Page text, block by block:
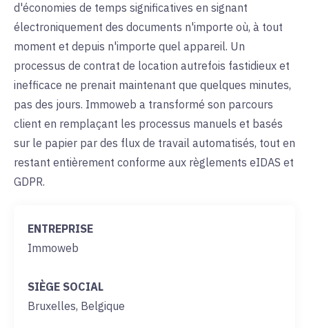
d'économies de temps significatives en signant
électroniquement des documents n'importe où, à tout
moment et depuis n'importe quel appareil. Un
processus de contrat de location autrefois fastidieux et
inefficace ne prenait maintenant que quelques minutes,
pas des jours. Immoweb a transformé son parcours
client en remplaçant les processus manuels et basés
sur le papier par des flux de travail automatisés, tout en
restant entièrement conforme aux règlements eIDAS et
GDPR.
ENTREPRISE
Immoweb
SIÈGE SOCIAL
Bruxelles, Belgique